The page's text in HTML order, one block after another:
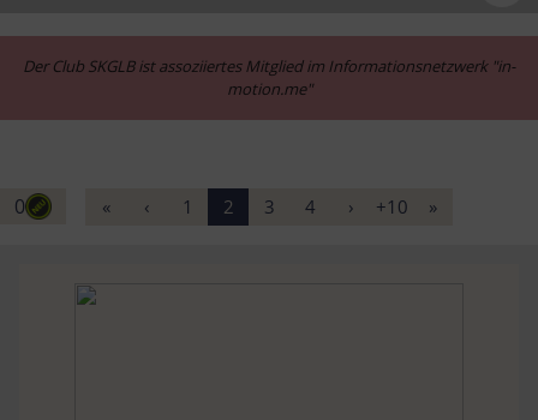
Der Club SKGLB ist assoziiertes Mitglied im Informationsnetzwerk "in-
motion.me"
0 « ‹ 1 2 3 4 › +10 »